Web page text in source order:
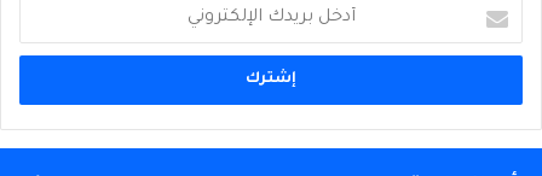
بريدك
الإلكتروني